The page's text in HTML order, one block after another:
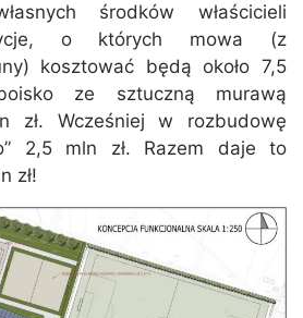
środków właścicieli
o których mowa (z
kosztować będą około 7,5
ze sztuczną murawą
zł. Wcześniej w rozbudowę
2,5 mln zł. Razem daje to
zł!